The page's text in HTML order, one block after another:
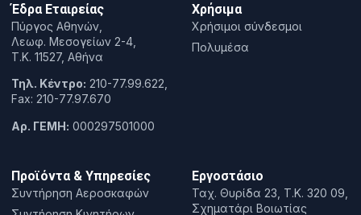
Έδρα Εταιρείας
Πύργος Αθηνών,
Λεωφ. Μεσογείων 2-4,
T.K. 11527, Αθήνα
Τηλ. Κέντρο: 210-77.99.622,
Fax: 210-77.97.670
Αρ. ΓΕΜΗ: 000297501000
Εργοστάσιο
Ταχ. Θυρίδα 23, Τ.Κ. 320 09,
Σχηματάρι Βοιωτίας
Προϊόντα & Υπηρεσίες
Συντήρηση Αεροσκαφών
Χρήσιμα
Χρήσιμοι σύνδεσμοι
Πολυμέσα